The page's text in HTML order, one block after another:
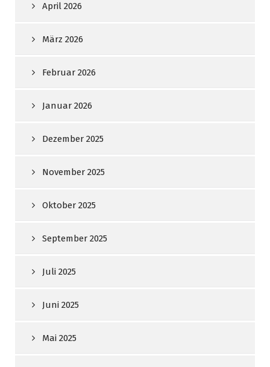
April 2026
März 2026
Februar 2026
Januar 2026
Dezember 2025
November 2025
Oktober 2025
September 2025
Juli 2025
Juni 2025
Mai 2025